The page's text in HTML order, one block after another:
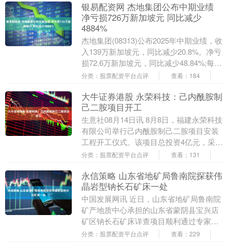
银易配资网 杰地集团公布中期业绩
净亏损726万新加坡元 同比减少
4884%
杰地集团(08313)公布2025年中期业绩，收
入139万新加坡元，同比减少20.8%。净亏
损72.6万新加坡元，同比减少48.84%;每股
亏损0.04坡仙。 ....
分类：股票配资平台点评 查看：184
大牛证券港股 永荣科技：己内酰胺制
己二胺项目开工
生意社08月14日讯 8月8日，福建永荣科技
有限公司举行己内酰胺制己二胺项目安装
工程开工仪式。该项目总投资4亿元，采用
海南迦尔引进的日本东丽技术，以企业自
分类：股票配资平台点评 查看：131
永信策略 山东省地矿局鲁南院探获伟
晶岩型钠长石矿床一处
中国发展网讯 近日，山东省地矿局鲁南院
矿产地质中心承担的山东省蒙阴县宝兴店
矿区钠长石矿床详查项目顺利通过专家审
查，探获中-大型伟晶岩型钠长石矿床一
分类：股票配资平台点评 查看：229